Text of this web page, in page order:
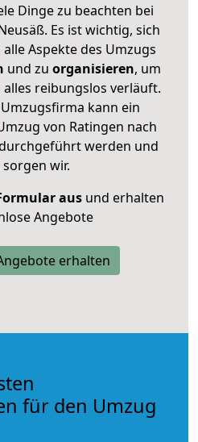
Dinge zu beachten bei
Es ist wichtig, sich
Aspekte des Umzugs
und zu organisieren, um
reibungslos verläuft.
kann ein
von Ratingen nach
werden und
wir.
ausund erhalten
Angebote
erhalten
für den Umzug